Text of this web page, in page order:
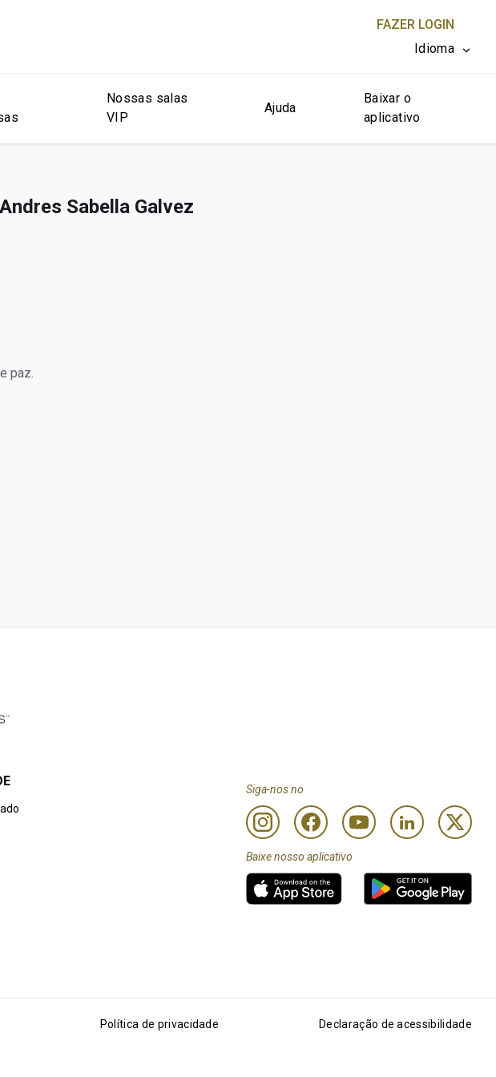
FAZER LOGIN
Idioma
Nossas salas
VIP
Ajuda
Baixar o
aplicativo
Sabella Galvez
paz.
Siga-nos no
Baixe nosso aplicativo
Política de privacidade Declaração de acessibilidade